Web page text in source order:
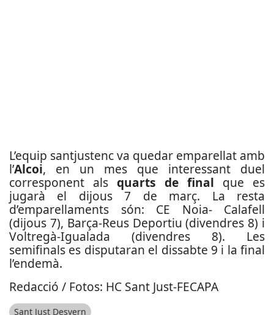
L’equip santjustenc va quedar emparellat amb
l’Alcoi, en un mes que interessant duel
corresponent als quarts de final que es
jugarà el dijous 7 de març. La resta
d’emparellaments són: CE Noia- Calafell
(dijous 7), Barça-Reus Deportiu (divendres 8) i
Voltregà-Igualada (divendres 8). Les
semifinals es disputaran el dissabte 9 i la final
l’endemà.
Redacció / Fotos: HC Sant Just-FECAPA
Sant Just Desvern